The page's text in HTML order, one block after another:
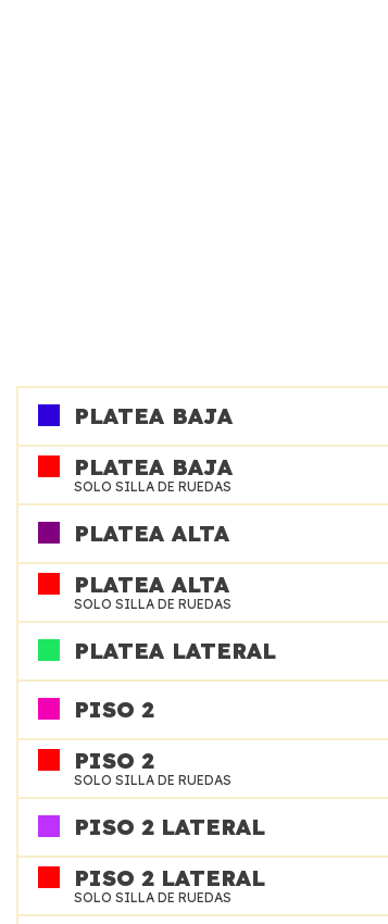
PLATEA BAJA
PLATEA BAJA
SOLO SILLA DE RUEDAS
PLATEA ALTA
PLATEA ALTA
SOLO SILLA DE RUEDAS
PLATEA LATERAL
PISO 2
PISO 2
SOLO SILLA DE RUEDAS
PISO 2 LATERAL
PISO 2 LATERAL
SOLO SILLA DE RUEDAS